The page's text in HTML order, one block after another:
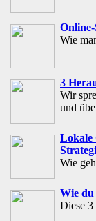
Wie
3
Wir
und
Lokale
Wie
Wie du
Diese